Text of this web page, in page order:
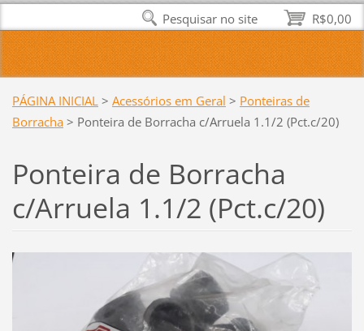
PÁGINA INICIAL > Acessórios em Geral > Ponteiras de
Borracha > Ponteira de Borracha c/Arruela 1.1/2 (Pct.c/20)
Ponteira de Borracha
c/Arruela 1.1/2 (Pct.c/20)
R$0,00
Pesquisar no site